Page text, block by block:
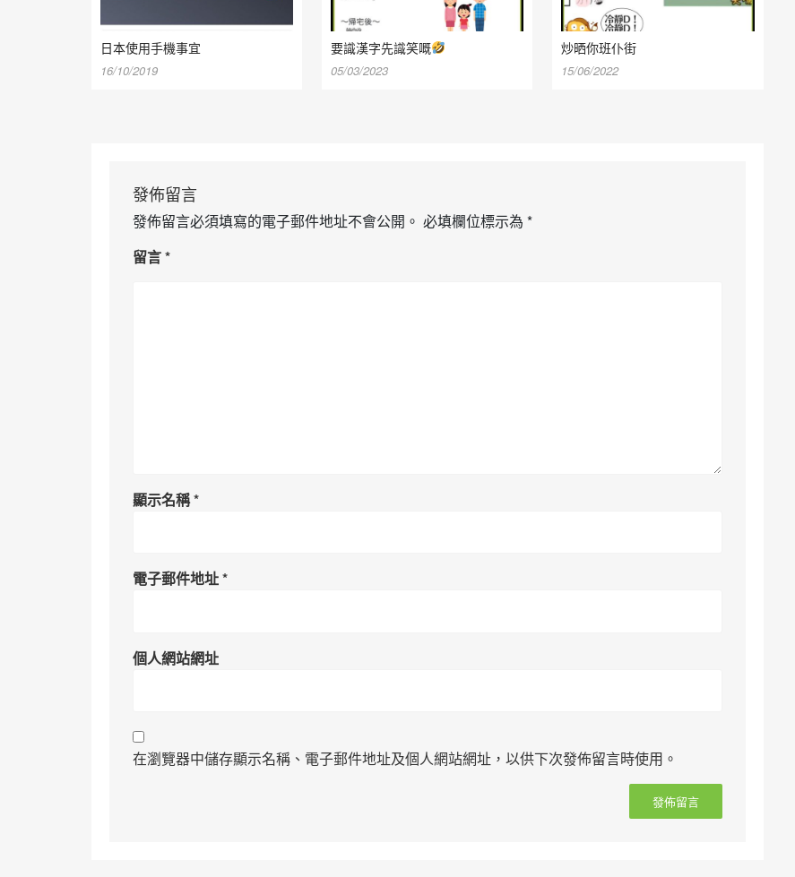
日本使用手機事宜
16/10/2019
要識漢字先識笑嘅
05/03/2023
炒晒你班仆街
15/06/2022
發佈留言
發佈留言必須填寫的電子郵件地址不會公開。 必填欄位標示為 *
留言*
顯示名稱*
電子郵件地址*
個人網站網址
在瀏覽器中儲存顯示名稱、電子郵件地址及個人網站網址，以供下次發佈留言時使用。